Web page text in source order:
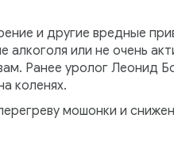
и другие вредные
алкоголя или не очень
Ранее уролог Леонид
коленях.
мошонки и